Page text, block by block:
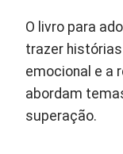
O livro para
trazer
emocional e a
abordam
superação.